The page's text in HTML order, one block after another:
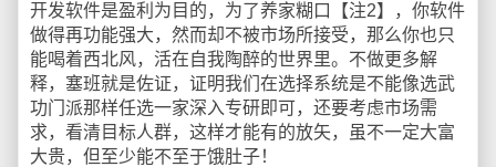
开发软件是盈利为目的，为了养家糊口【注2】，你软件
做得再功能强大，然而却不被市场所接受，那么你也只
能喝着西北风，活在自我陶醉的世界里。不做更多解
释，塞班就是佐证，证明我们在选择系统是不能像选武
功门派那样任选一家深入专研即可，还要考虑市场需
求，看清目标人群，这样才能有的放矢，虽不一定大富
大贵，但至少能不至于饿肚子！